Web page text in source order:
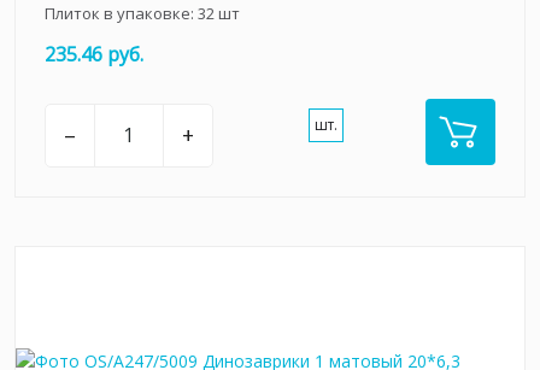
Плиток в упаковке: 32шт
235.46 руб.
– + шт.